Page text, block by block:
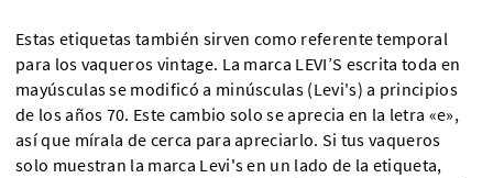
Estas etiquetas también sirven como referente temporal
para los vaqueros vintage. La marca LEVI’S escrita toda en
mayúsculas se modificó a minúsculas (Levi's) a principios
de los años 70. Este cambio solo se aprecia en la letra «e»,
así que mírala de cerca para apreciarlo. Si tus vaqueros
solo muestran la marca Levi's en un lado de la etiqueta,